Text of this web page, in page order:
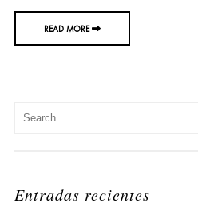
READ MORE
Entradas recientes